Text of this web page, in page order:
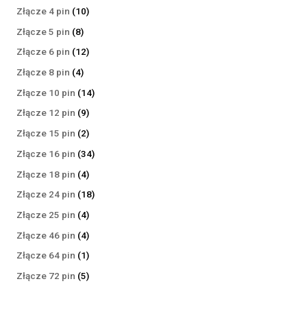
Złącze 4 pin 1010
Złącze 5 pin 88
produktów
Złącze 6 pin 1212
Złącze 8 pin 44
produkty
Złącze 10 pin 1414
Złącze 12 pin 99
produktów
Złącze 15 pin 22
produkty
Złącze 16 pin 3434
Złącze 18 pin 44
produkty
Złącze 24 pin 1818
Złącze 25 pin 44
produkty
Złącze 46 pin 44
produkty
Złącze 64 pin 11
produkt
Złącze 72 pin 55